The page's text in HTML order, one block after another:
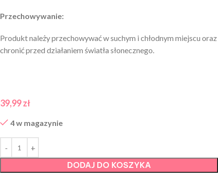
Przechowywanie:
Produkt należy przechowywać w suchym i chłodnym miejscu oraz
chronić przed działaniem światła słonecznego.
39,99zł
4 w magazynie
DODAJ DO KOSZYKA